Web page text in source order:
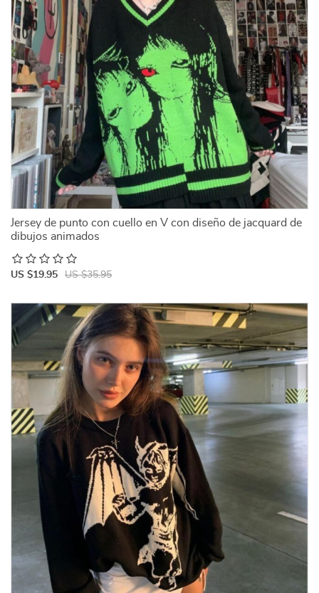
Jersey de punto con cuello en V con diseño de jacquard de
dibujos animados
US $19.95 US $35.95